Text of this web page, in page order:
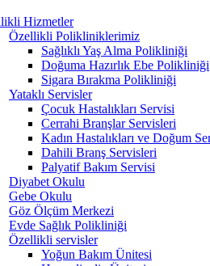
Hizmetler
Özellikli Polikliniklerimiz
Sağlıklı Yaş Alma Polikliniği
Doğuma Hazırlık Ebe Polikliniği
Sigara Bırakma Polikliniği
Yataklı Servisler
Çocuk Hastalıkları Servisi
Cerrahi Branşlar Servisleri
Kadın Hastalıkları ve Doğum
Dahili Branş Servisleri
Palyatif Bakım Servisi
Diyabet Okulu
Gebe Okulu
Göz Ölçüm Merkezi
Evde Sağlık Polikliniği
Özellikli servisler
Yoğun Bakım Ünitesi